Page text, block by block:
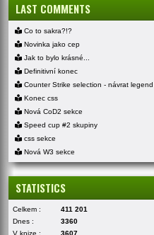
LAST COMMENTS
Co to sakra?!?
Novinka jako cep
Jak to bylo krásné...
Definitivní konec
Counter Strike selection - návrat legend
Konec css
Nová CoD2 sekce
Speed cup #2 skupiny
css sekce
Nová W3 sekce
STATISTICS
Celkem :
411 201
Dnes :
3360
V knize :
3607